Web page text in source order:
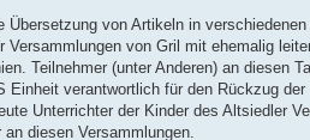
von Artikeln in
von Gril mit ehemalig
Teilnehmer (unter Anderen) an diesen
Einheit verantwortlich für den Rückzug
Unterrichter der Kinder des Altsiedler
diesen Versammlungen.